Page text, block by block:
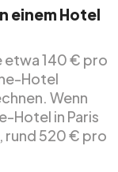
einem Hotel
etwa 140 € pro
Hotel
Wenn
Hotel in Paris
rund 520 € pro